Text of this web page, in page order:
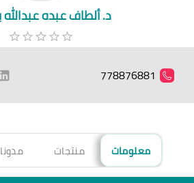
د. ألطاف عبده
778876881
معلومات منتجات